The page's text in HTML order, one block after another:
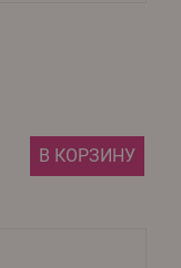
В КОРЗИНУ